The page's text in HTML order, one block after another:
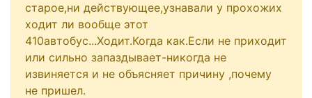
старое,ни действующее,узнавали у прохожих
ходит ли вообще этот
410автобус...Ходит.Когда как.Если не приходит
или сильно запаздывает-никогда не
извиняется и не объясняет причину ,почему
не пришел.